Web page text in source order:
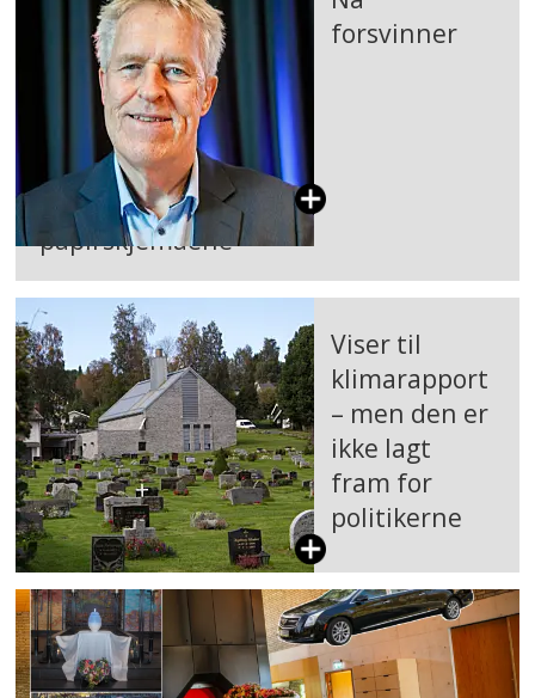
forsvinner
papirskjemaene
Viser til
klimarapport
– men den er
ikke lagt
fram for
politikerne